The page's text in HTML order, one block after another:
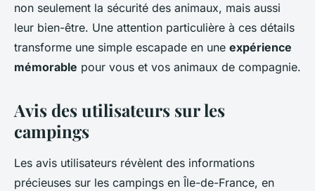
non seulement la sécurité des animaux, mais aussi
leur bien-être. Une attention particulière à ces détails
transforme une simple escapade en une expérience
mémorable pour vous et vos animaux de compagnie.
Avis des utilisateurs sur les
campings
Les avis utilisateurs révèlent des informations
précieuses sur les campings en Île-de-France, en